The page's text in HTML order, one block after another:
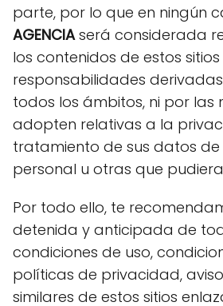
parte, por lo que en ningún
AGENCIAserá considerada
los contenidos de estos
responsabilidades
todos los ámbitos, ni por las
adopten relativas a la
tratamiento de sus datos
personal u otras que
Por todo ello, te
detenida y anticipada de
condiciones de uso,
políticas de privacidad,
similares de estos sitios